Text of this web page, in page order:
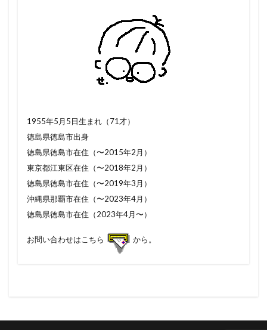
1955年5月5日生まれ（71才）
徳島県徳島市出身
徳島県徳島市在住（〜2015年2月）
東京都江東区在住（〜2018年2月）
徳島県徳島市在住（〜2019年3月）
沖縄県那覇市在住（〜2023年4月）
徳島県徳島市在住（2023年4月〜）
お問い合わせはこちら から。